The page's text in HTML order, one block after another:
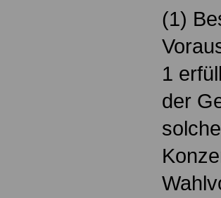
(1)
1
der